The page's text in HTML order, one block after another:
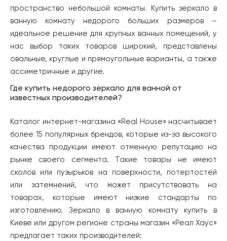
пространство небольшой комнаты. Купить зеркало в
ванную комнату недорого больших размеров –
идеальное решение для крупных ванных помещений, у
нас выбор таких товаров широкий, представлены
овальные, круглые и прямоугольные варианты, а также
ассиметричные и другие.
Где купить недорого зеркало для ванной от
известных производителей?
Каталог интернет-магазина «Real House» насчитывает
более 15 популярных брендов, которые из-за высокого
качества продукции имеют отменную репутацию на
рынке своего сегмента. Такие товары не имеют
сколов или пузырьков на поверхности, потертостей
или затемнений, что может присутствовать на
товарах, которые имеют низкие стандарты по
изготовлению. Зеркало в ванную комнату купить в
Киеве или другом регионе страны магазин «Реал Хаус»
предлагает таких производителей: